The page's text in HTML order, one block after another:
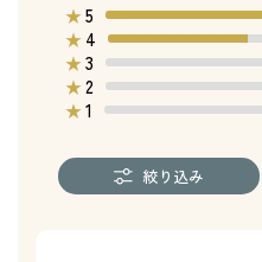
★5
★ 4
★3
★2
★1
絞り込み